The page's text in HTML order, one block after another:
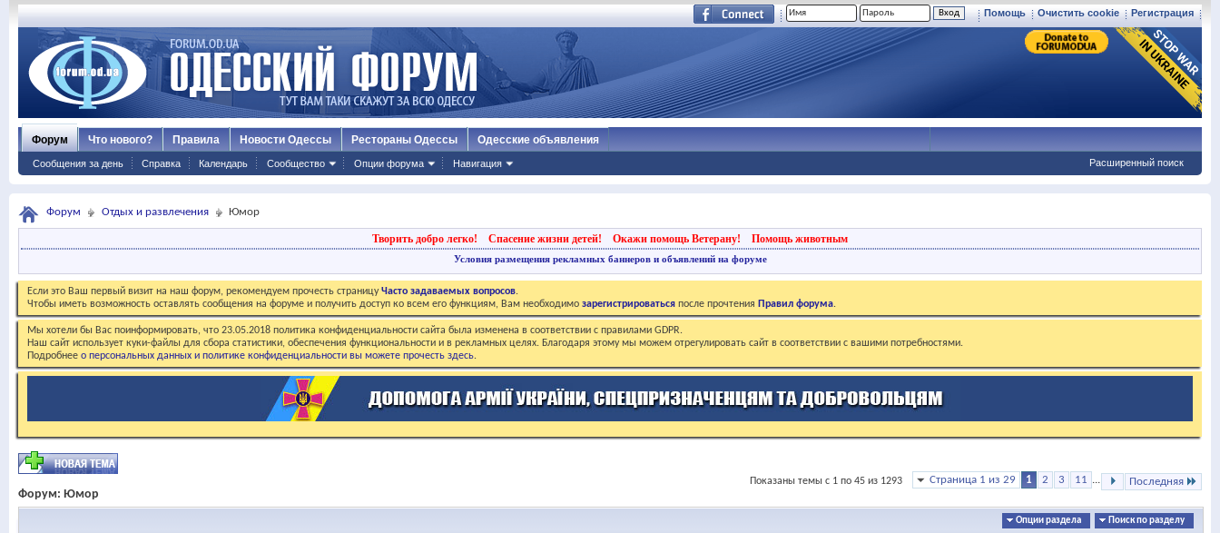
Регистрация
Очистить cookie
Помощь
Форум
Сообщения за день Справка Календарь Сообщество Опции форума Навигация
Что нового? Правила Новости Одессы Рестораны Одессы Одесские объявления
Расширенный поиск
Форум Отдых и развлечения Юмор
Творить добро легко! Спасение жизни детей! Окажи помощь Ветерану! Помощь животным
Условия размещения рекламных баннеров и объявлений на форуме
Если это Ваш первый визит на наш форум, рекомендуем прочесть страницуЧасто задаваемых вопросов.
Чтобы иметь возможность оставлять сообщения на форуме и получить доступ ко всем его функциям, Вам необходимо зарегистрироваться после прочтения Правил форума.
Мы хотели бы Вас поинформировать, что 23.05.2018 политика конфиденциальности сайта была изменена в соответствии с правилами GDPR.
Наш сайт использует куки-файлы для сбора статистики, обеспечения функциональности и в рекламных целях. Благодаря этому мы можем отрегулировать сайт в соответствии с вашими потребностями.
Подробнее о персональных данных и политике конфиденциальности вы можете прочесть здесь.
Страница 1 из 29 1 2 3 11 ... Последняя
Показаны темы с 1 по 45 из 1293
Форум: Юмор
Опции раздела Поиск по разделу